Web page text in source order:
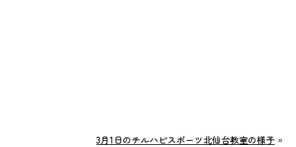
3月1日のチルハピスポーツ北仙台教室の様子 »